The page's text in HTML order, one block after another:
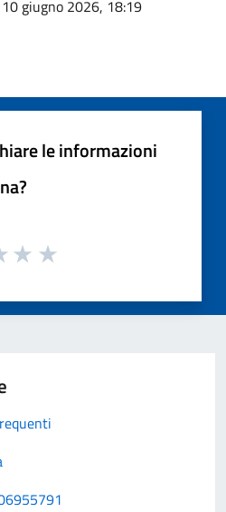
10 giugno 2026, 18:19
le informazioni